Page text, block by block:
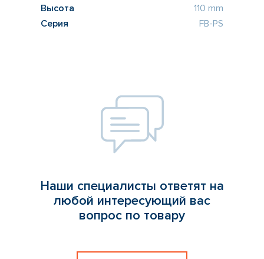
Высота
110 mm
Серия
FB-PS
Наши специалисты ответят на
любой интересующий вас
вопрос по товару